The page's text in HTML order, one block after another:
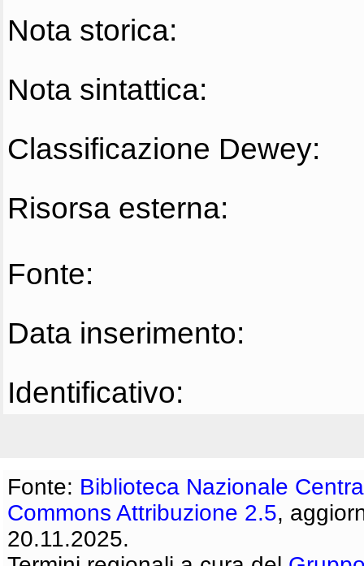
Nota storica:
Nota sintattica:
Classificazione Dewey:
Risorsa esterna:
Fonte:
Data inserimento:
Identificativo:
Fonte: Biblioteca Nazionale
Commons Attribuzione 2.5,
20.11.2025.